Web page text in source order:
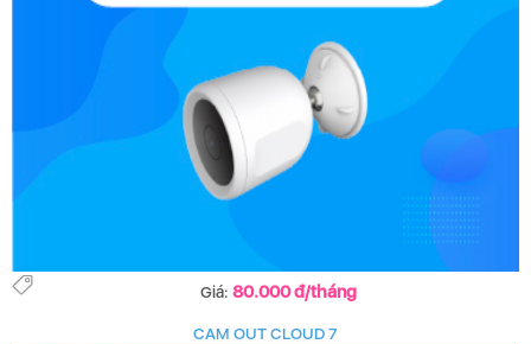
Giá: 80.000 đ/tháng
CAM OUT CLOUD 7